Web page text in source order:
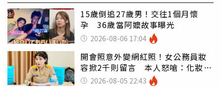
15歲倒追27歲男！交往1個月懷
孕 36歲當阿嬤故事曝光
2026-08-06 17:04
開會照意外變網紅照！女公務員妝
容掀2千則留言 本人怒嗆：化妝有
錯嗎2026-08-05 22:43